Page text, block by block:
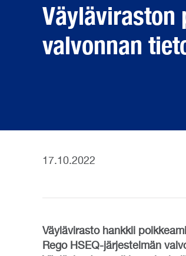
Väyläviraston
valvonnan
17.10.2022
Väylävirasto hankkii
Rego HSEQ-järjestelmän